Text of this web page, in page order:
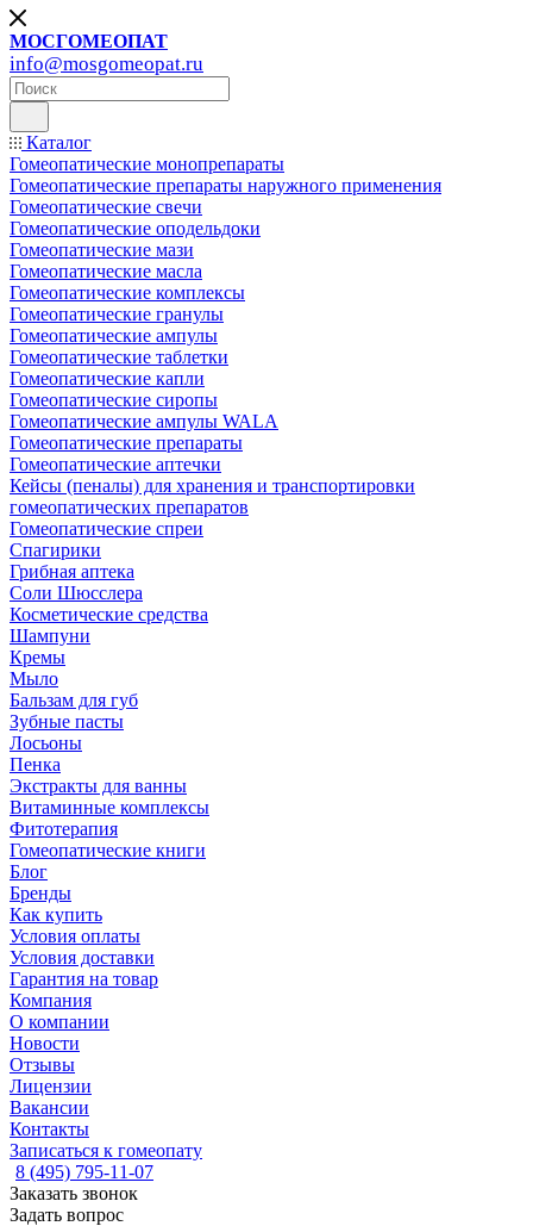
МОСГОМЕОПАТ
info@mosgomeopat.ru
Каталог
Гомеопатические монопрепараты
Гомеопатические препараты наружного применения
Гомеопатические свечи
Гомеопатические оподельдоки
Гомеопатические мази
Гомеопатические масла
Гомеопатические комплексы
Гомеопатические гранулы
Гомеопатические ампулы
Гомеопатические таблетки
Гомеопатические капли
Гомеопатические сиропы
Гомеопатические ампулы WALA
Гомеопатические препараты
Гомеопатические аптечки
Кейсы (пеналы) для хранения и транспортировки
гомеопатических препаратов
Гомеопатические спреи
Спагирики
Грибная аптека
Соли Шюсслера
Косметические средства
Шампуни
Кремы
Мыло
Бальзам для губ
Зубные пасты
Лосьоны
Пенка
Экстракты для ванны
Витаминные комплексы
Фитотерапия
Гомеопатические книги
Блог
Бренды
Как купить
Условия оплаты
Условия доставки
Гарантия на товар
Компания
О компании
Новости
Отзывы
Лицензии
Вакансии
Контакты
Записаться к гомеопату
8 (495) 795-11-07
Заказать звонок
Задать вопрос